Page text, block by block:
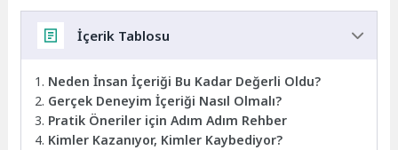
İçerik Tablosu
Neden İnsan İçeriği Bu Kadar Değerli Oldu?
Gerçek Deneyim İçeriği Nasıl Olmalı?
Pratik Öneriler için Adım Adım Rehber
Kimler Kazanıyor, Kimler Kaybediyor?